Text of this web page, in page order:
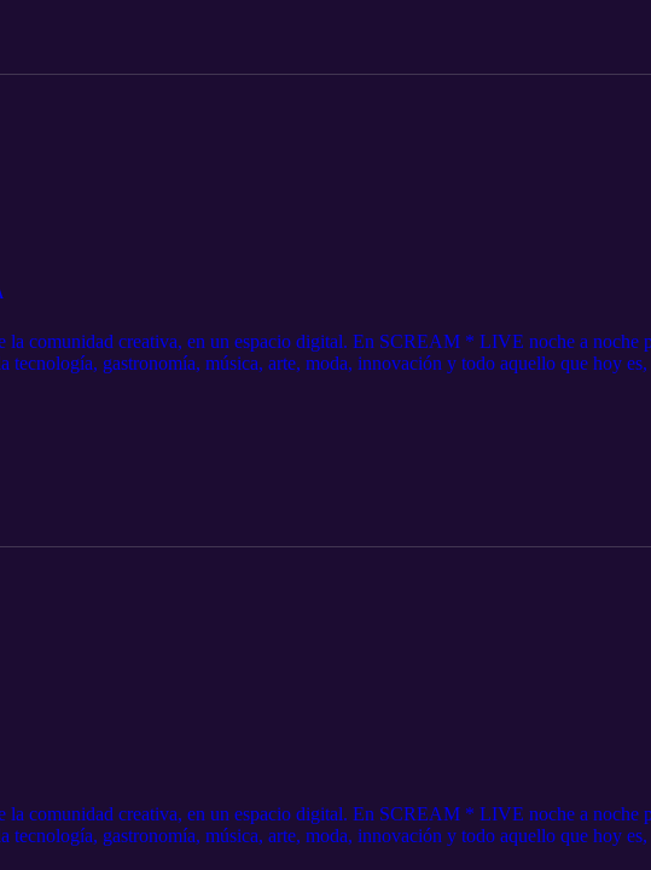
la comunidad creativa, en un espacio digital. En SCREAM * LIVE noche a noche
tecnología, gastronomía, música, arte, moda, innovación y todo aquello que hoy
https://tinyurl.com/45txpt72 Instagram: https://www.instagram.com/mijangos
la comunidad creativa, en un espacio digital. En SCREAM * LIVE noche a noche
tecnología, gastronomía, música, arte, moda, innovación y todo aquello que hoy
https://tinyurl.com/45txpt72 Instagram: https://www.instagram.com/mijangos